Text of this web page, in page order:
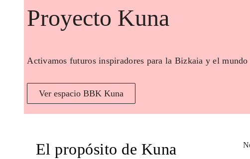
Proyecto Kuna
Activamos futuros inspiradores para la Bizkaia y el
Ver espacio BBK Kuna
El propósito de Kuna